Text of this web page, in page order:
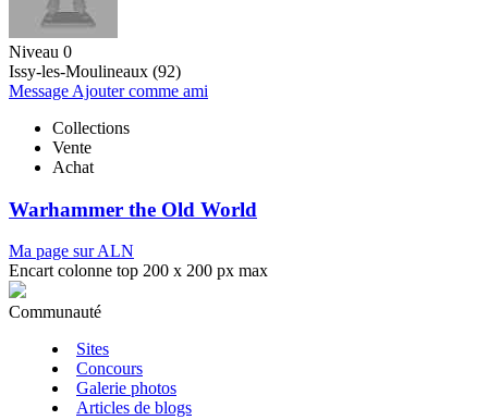
Niveau 0
Issy-les-Moulineaux (92)
Message Ajouter comme ami
Collections
Vente
Achat
Warhammer the Old World
Ma page sur ALN
Encart colonne top 200 x 200 px max
Communauté
Sites
Concours
Galerie photos
Articles de blogs